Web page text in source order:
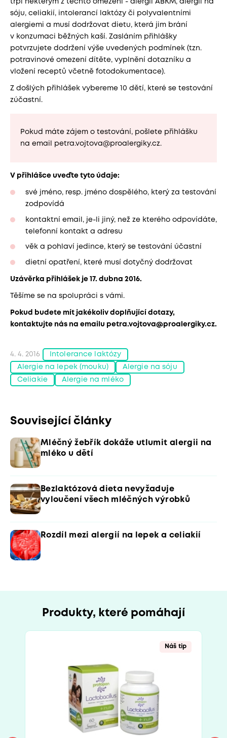
trpí některým z těchto omezení - alergií ABKM, alergií na
sóju, celiakií, intolerancí laktózy či polyvalentními
alergiemi a musí dodržovat dietu, která jim brání
v konzumaci běžných kaší. Zasláním přihlášky
potvrzujete dodržení výše uvedených podmínek (tzn.
potravinové omezení dítěte, vyplnění dotazníku a
vložení receptů včetně fotodokumentace).
Z došlých přihlášek vybereme 10 dětí, které se testování
zúčastní.
Pokud máte zájem o testování, pošlete přihlášku
na email petra.vojtova@proalergiky.cz.
V přihlášce uveďte tyto údaje:
své jméno, resp. jméno dospělého, který za testování
zodpovídá
kontaktní email, je-li jiný, než ze kterého odpovídáte,
telefonní kontakt a adresu
věk a pohlaví jedince, který se testování účastní
dietní opatření, které musí dotyčný dodržovat
Uzávěrka přihlášek je 17. dubna 2016.
Těšíme se na spolupráci s vámi.
Pokud budete mít jakékoliv doplňující dotazy,
kontaktujte nás na emailu petra.vojtova@proalergiky.cz.
4. 4. 2016 Intolerance laktózy
Alergie na lepek (mouku) Alergie na sóju
Celiakie Alergie na mléko
Související články
Mléčný žebřík dokáže utlumit alergii na
mléko u dětí
Bezlaktózová dieta nevyžaduje
vyloučení všech mléčných výrobků
Rozdíl mezi alergií na lepek a celiakií
Produkty, které pomáhají
Náš tip